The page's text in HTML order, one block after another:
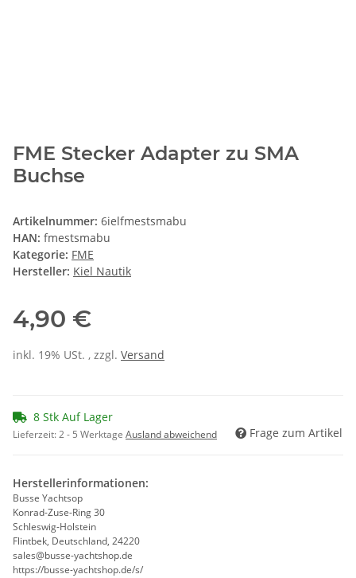
FME Stecker Adapter zu SMA
Buchse
Artikelnummer: 6ielfmestsmabu
HAN: fmestsmabu
Kategorie: FME
Hersteller: Kiel Nautik
4,90 €
inkl. 19% USt. , zzgl. Versand
8 Stk Auf Lager
Lieferzeit:2 - 5 Werktage Ausland abweichend Frage zum Artikel
Herstellerinformationen:
Busse Yachtsop
Konrad-Zuse-Ring 30
Schleswig-Holstein
Flintbek, Deutschland, 24220
sales@busse-yachtshop.de
https://busse-yachtshop.de/s/